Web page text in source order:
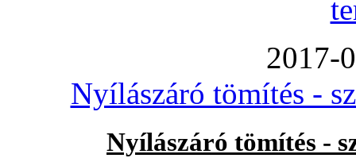
2017-
Nyílászáró tömítés -
Nyílászáró tömítés -